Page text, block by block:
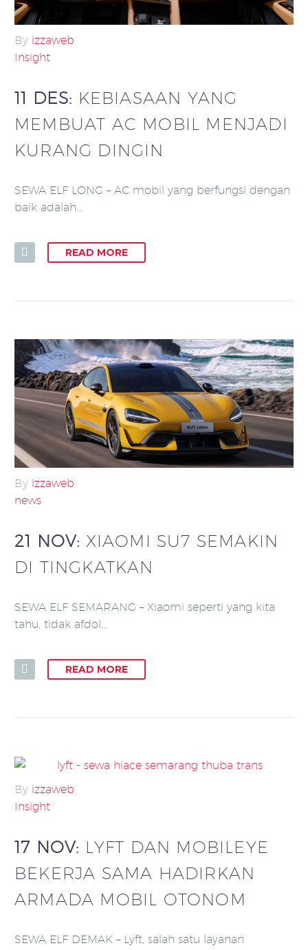
By izzaweb
Insight
11 DES: KEBIASAAN YANG
MEMBUAT AC MOBIL MENJADI
KURANG DINGIN
SEWA ELF LONG – AC mobil yang berfungsi dengan
baik adalah…
READ MORE
By izzaweb
news
21 NOV: XIAOMI SU7 SEMAKIN
DI TINGKATKAN
SEWA ELF SEMARANG – Xiaomi seperti yang kita
tahu, tidak afdol…
READ MORE
By izzaweb
Insight
17 NOV: LYFT DAN MOBILEYE
BEKERJA SAMA HADIRKAN
ARMADA MOBIL OTONOM
SEWA ELF DEMAK – Lyft, salah satu layanan